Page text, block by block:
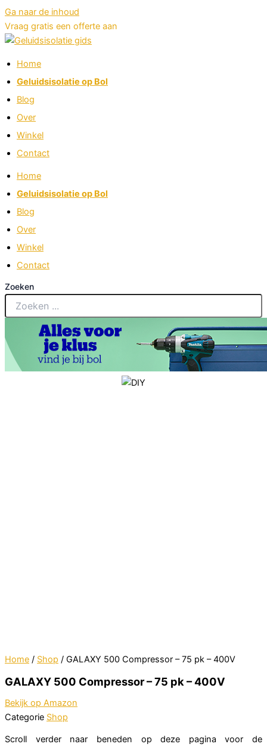
Ga naar de inhoud
Vraag gratis een offerte aan
Home
Geluidsisolatie op Bol
Blog
Over
Winkel
Contact
Home
Geluidsisolatie op Bol
Blog
Over
Winkel
Contact
Zoeken
Home / Shop / GALAXY 500 Compressor – 75 pk – 400V
GALAXY 500 Compressor – 75 pk – 400V
Bekijk op Amazon
Categorie Shop
Scroll verder naar beneden op deze pagina voor de